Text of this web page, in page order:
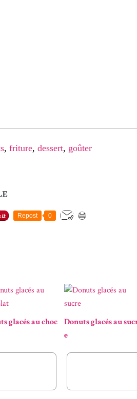
, friture, dessert, goûter
Repost 0
glacés au choc
Donuts glacés au
e